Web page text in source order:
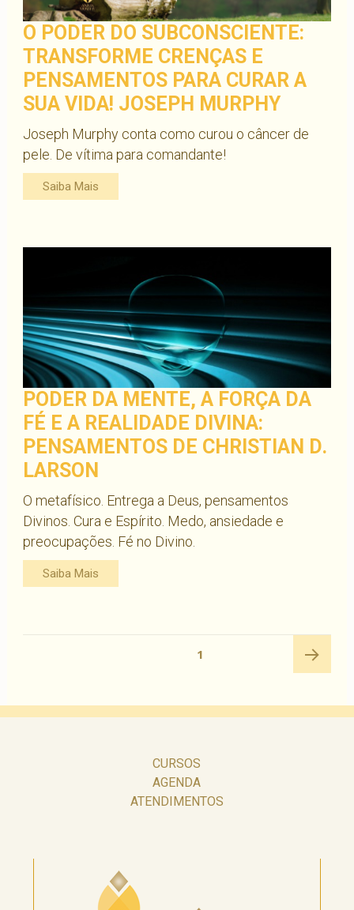
O PODER DO SUBCONSCIENTE:
TRANSFORME CRENÇAS E
PENSAMENTOS PARA CURAR A
SUA VIDA! JOSEPH MURPHY
Joseph Murphy conta como curou o câncer de
pele. De vítima para comandante!
Saiba Mais
PODER DA MENTE, A FORÇA DA
FÉ E A REALIDADE DIVINA:
PENSAMENTOS DE CHRISTIAN D.
LARSON
O metafísico. Entrega a Deus, pensamentos
Divinos. Cura e Espírito. Medo, ansiedade e
preocupações. Fé no Divino.
Saiba Mais
PÁGINA1
CURSOS
AGENDA
ATENDIMENTOS